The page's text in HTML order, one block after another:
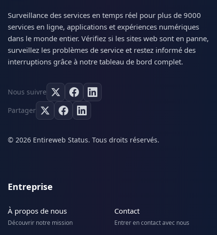
Surveillance des services en temps réel pour plus de 9000
services en ligne, applications et expériences numériques
dans le monde entier. Vérifiez si les sites web sont en panne,
surveillez les problèmes de service et restez informé des
interruptions grâce à notre tableau de bord complet.
Nous suivre
Partager
© 2026 Entireweb Status. Tous droits réservés.
Entreprise
À propos de nous
Découvrir notre mission
Contact
Entrer en contact avec nous